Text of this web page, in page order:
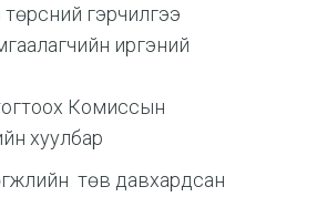
гэрчилгээ
иргэний
Комиссын
хуулбар
төв давхардсан